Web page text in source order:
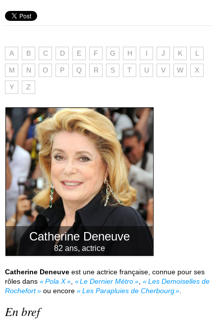
A B C D E F G H I J K L
M N O P Q R S T U V W X
Y Z
Catherine Deneuve
82 ans, actrice
Catherine Deneuve est une actrice française, connue pour ses
rôles dans
Pola X , Le Dernier Métro ,
Les Demoiselles de
Rochefort
ou encore Les Parapluies de Cherbourg
En bref